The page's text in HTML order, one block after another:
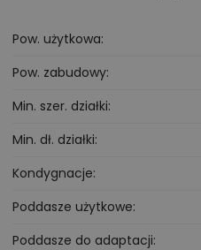
Pow. użytkowa
Pow. zabudowy
Min. szer. działki
Min. dł. działki
Kondygnacje
Poddasze użytkowe
Poddasze do adaptacji